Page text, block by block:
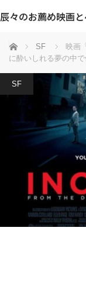
辰々のお薦め映画
ホーム SF
映画
に酔いしれる夢の中
SF